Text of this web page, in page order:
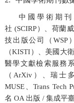
中國學術期
社 (SCIRP）、荷蘭
技出版公司（ WSP
（KISTI）、美國大
醫學文獻檢索服務
（ ArXiv）、瑞士
MUSE 、Trans Tech
名 OA 出版 / 集成平